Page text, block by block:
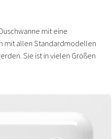
mit eine
mit allen Standardmodellen
Sie ist in vielen Größen